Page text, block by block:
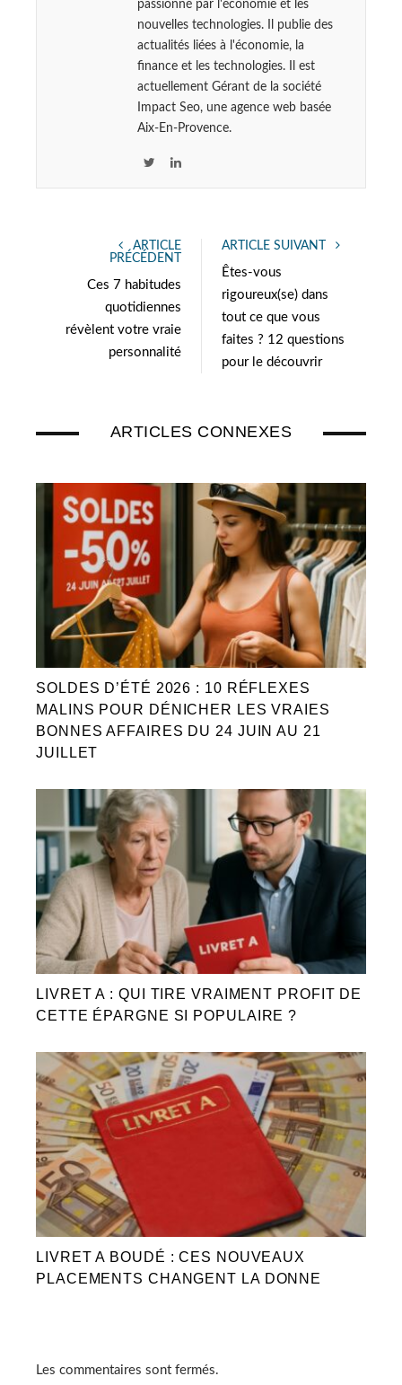
passionné par l'économie et les
nouvelles technologies. Il publie des
actualités liées à l'économie, la
finance et les technologies. Il est
actuellement Gérant de la société
Impact Seo, une agence web basée
Aix-En-Provence.
t
r
L
e
ARTICLE
PRÉCÉDENT
Ces 7 habitudes
quotidiennes
révèlent votre vraie
personnalité
ARTICLE SUIVANT
Êtes-vous
rigoureux(se) dans
tout ce que vous
faites ? 12 questions
pour le découvrir
ARTICLES CONNEXES
SOLDES D’ÉTÉ 2026 : 10 RÉFLEXES
MALINS POUR DÉNICHER LES VRAIES
BONNES AFFAIRES DU 24 JUIN AU 21
JUILLET
LIVRET A : QUI TIRE VRAIMENT PROFIT DE
CETTE ÉPARGNE SI POPULAIRE ?
LIVRET A BOUDÉ : CES NOUVEAUX
PLACEMENTS CHANGENT LA DONNE
Les commentaires sont fermés.